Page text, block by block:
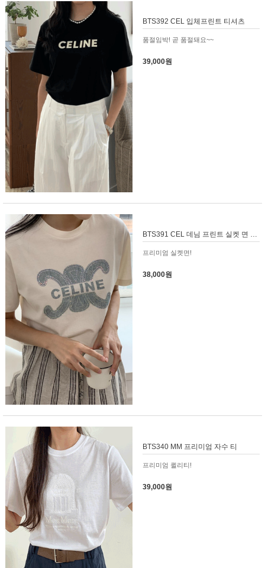
BTS392 CEL 입체프린트 티셔츠
품절임박! 곧 품절돼요~~
39,000원
프리미엄 실켓면!
38,000원
BTS340 MM 프리미엄 자수 티
프리미엄 퀼리티!
39,000원